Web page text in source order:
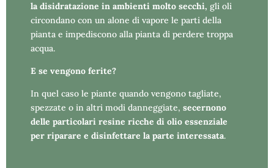
la disidratazione in ambienti molto secchi, gli oli
circondano con un alone di vapore le parti della
pianta e impediscono alla pianta di perdere troppa
acqua.
E se vengono ferite?
In quel caso le piante quando vengono tagliate,
spezzate o in altri modi danneggiate, secernono
delle particolari resine ricche di olio essenziale
per riparare e disinfettare la parte interessata.